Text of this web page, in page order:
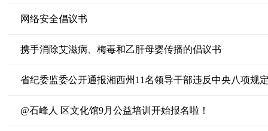
网络安全倡议书
携手消除艾滋病、梅毒和乙肝母婴传播的倡议书
省纪委监委公开通报湘西州11名领导干部违反中央八项规
@石峰人 区文化馆9月公益培训开始报名啦！